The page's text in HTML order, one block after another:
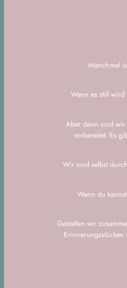
Manchmal
Wenn es still
Aber dann sind wir
vorbereitet. Es
Wir sind selbst
Wenn du
Gestalten wir